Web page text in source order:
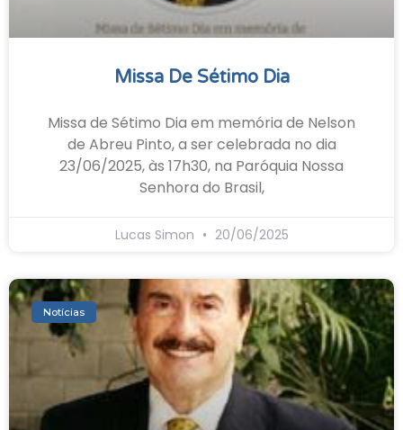
Missa De Sétimo Dia
Missa de Sétimo Dia em memória de Nelson
de Abreu Pinto, a ser celebrada no dia
23/06/2025, às 17h30, na Paróquia Nossa
Senhora do Brasil,
Lucas Simon 20/06/2025
Notícias